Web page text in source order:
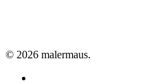
© 2026 malermaus.